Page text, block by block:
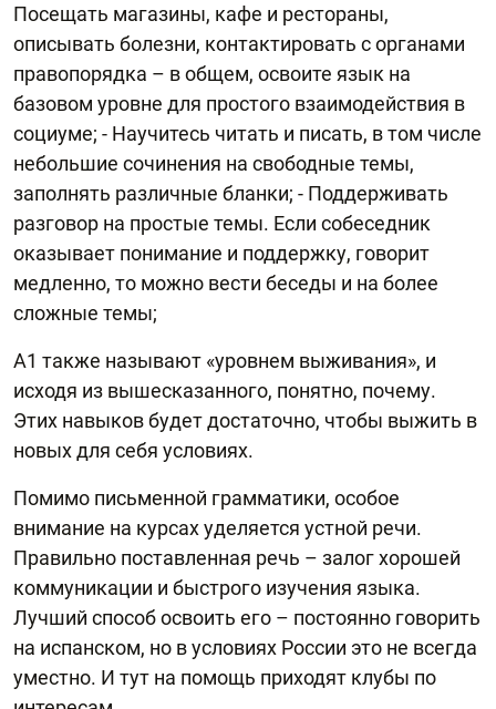
Посещать магазины, кафе и рестораны,
описывать болезни, контактировать с органами
правопорядка – в общем, освоите язык на
базовом уровне для простого взаимодействия в
социуме; - Научитесь читать и писать, в том числе
небольшие сочинения на свободные темы,
заполнять различные бланки; - Поддерживать
разговор на простые темы. Если собеседник
оказывает понимание и поддержку, говорит
медленно, то можно вести беседы и на более
сложные темы;
А1 также называют «уровнем выживания», и
исходя из вышесказанного, понятно, почему.
Этих навыков будет достаточно, чтобы выжить в
новых для себя условиях.
Помимо письменной грамматики, особое
внимание на курсах уделяется устной речи.
Правильно поставленная речь – залог хорошей
коммуникации и быстрого изучения языка.
Лучший способ освоить его – постоянно говорить
на испанском, но в условиях России это не всегда
уместно. И тут на помощь приходят клубы по